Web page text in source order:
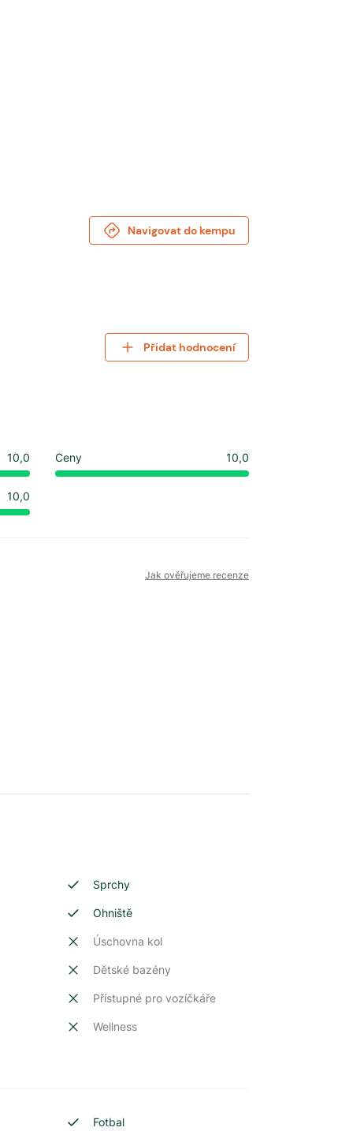
Navigovat do kempu
Přidat hodnocení
10,0 Ceny 10,0
10,0
Jak ověřujeme recenze
Sprchy
Ohniště
Úschovna kol
Dětské bazény
Přístupné pro vozíčkáře
Wellness
Fotbal